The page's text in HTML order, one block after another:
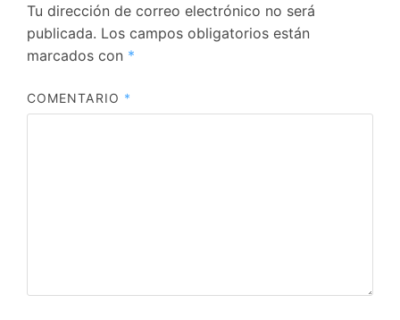
Tu dirección de correo electrónico no será
publicada. Los campos obligatorios están
marcados con *
COMENTARIO *